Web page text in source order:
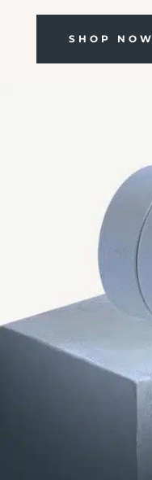
SHOP NOW